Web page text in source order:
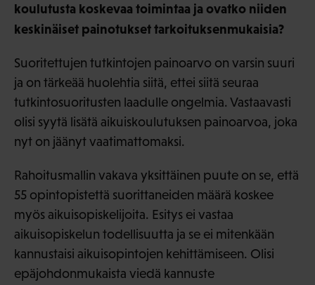
koulutusta koskevaa toimintaa ja ovatko niiden
keskinäiset painotukset tarkoituksenmukaisia?
Suoritettujen tutkintojen painoarvo on varsin suuri
ja on tärkeää huolehtia siitä, ettei siitä seuraa
tutkintosuoritusten laadulle ongelmia. Vastaavasti
olisi syytä lisätä aikuiskoulutuksen painoarvoa, joka
nyt on jäänyt vaatimattomaksi.
Rahoitusmallin vakava yksittäinen puute on se, että
55 opintopistettä suorittaneiden määrä koskee
myös aikuisopiskelijoita. Esitys ei vastaa
aikuisopiskelun todellisuutta ja se ei mitenkään
kannustaisi aikuisopintojen kehittämiseen. Olisi
epäjohdonmukaista viedä kannuste